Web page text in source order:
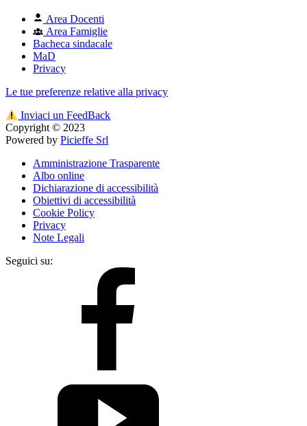
Area Docenti
Area Famiglie
Bacheca sindacale
MaD
Privacy
Le tue preferenze relative alla privacy
Inviaci un FeedBack
Copyright © 2023
Powered by Picieffe Srl
Amministrazione Trasparente
Albo online
Dichiarazione di accessibilità
Obiettivi di accessibilità
Cookie Policy
Privacy
Note Legali
Seguici su: